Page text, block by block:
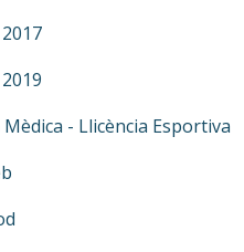
- Llicència Esportiva